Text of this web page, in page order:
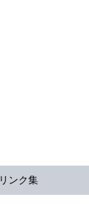
リンク集